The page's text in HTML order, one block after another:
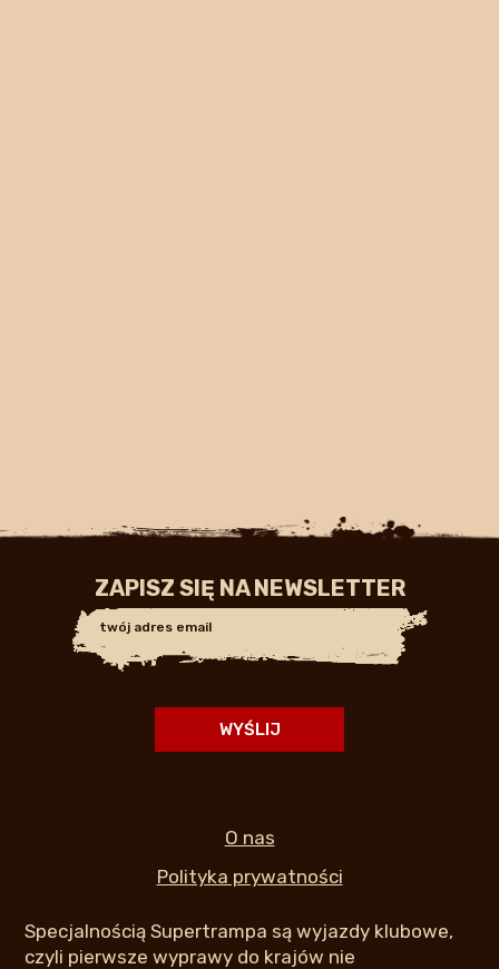
ZAPISZ SIĘ NA NEWSLETTER
O nas
Polityka prywatności
Specjalnością Supertrampa są wyjazdy klubowe,
czyli pierwsze wyprawy do krajów nie